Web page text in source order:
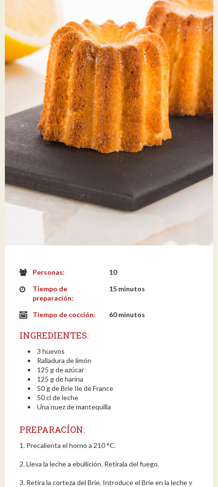
Personas:
10
Tiempo de
preparación:
15 minutos
Tiempo de cocción: 60 minutos
INGREDIENTES:
3 huevos
Ralladura de limón
125 g de azúcar
125 g de harina
50 g de Brie Ile de France
50 cl de leche
Una nuez de mantequilla
PREPARACÍON:
1. Precalienta el horno a 210 °C.
2. Lleva la leche a ebullición. Retírala del fuego.
3. Retira la corteza del Brie. Introduce el Brie en la leche y